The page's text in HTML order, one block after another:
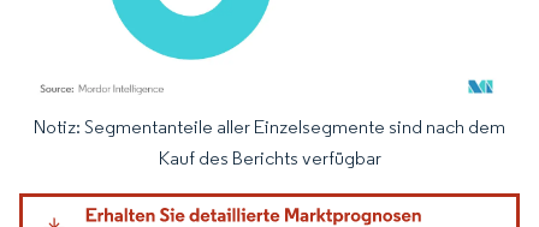
Bild © Mordor Intelligence. Wiederverwendung erfordert Namensnennung
Notiz: Segmentanteile aller Einzelsegmente sind nach dem
Kauf des Berichts verfügbar